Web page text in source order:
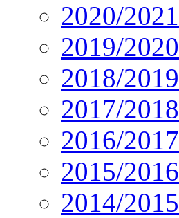
2020/2021
2019/2020
2018/2019
2017/2018
2016/2017
2015/2016
2014/2015